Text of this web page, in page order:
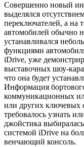
Совершенно новый
выделялся
переключателей, а на
автомобилей обычно
устанавливался
функциями
iDrive, уже
выставочных шоу-
что она будет
Информация
коммуникационных
или других ключевых
требовалось узнать
джойстика
системой iDrive на
венчающий консоль.